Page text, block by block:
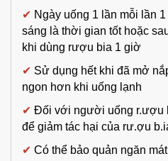
✔ Ngày uống 1 lần mỗi lần
sáng là thời gian tốt hoặc
khi dùng rượu bia 1 giờ
✔ Sử dụng hết khi đã mở
ngon hơn khi uống lạnh
✔ Đối với người uống r.ượu
để giảm tác hại của rư.ợu
✔ Có thể bảo quản ngăn